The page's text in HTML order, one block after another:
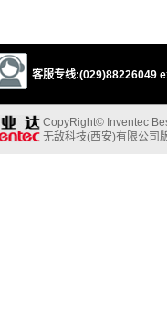
客服专线:(029)88226049
CopyRight© Inventec
无敌科技(西安)有限公司